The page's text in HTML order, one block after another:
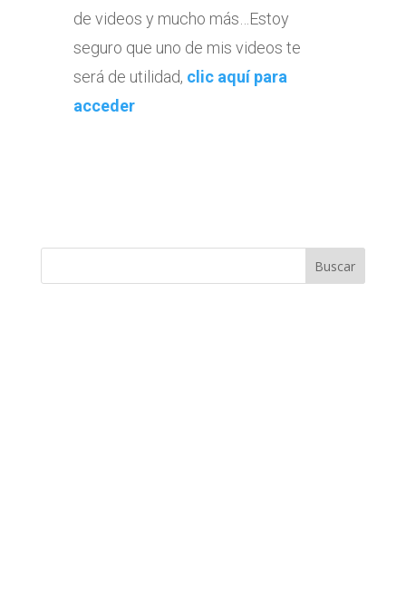
de videos y mucho más…Estoy
seguro que uno de mis videos te
será de utilidad, clic aquí para
acceder
Buscar